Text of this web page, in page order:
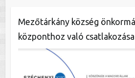
Mezőtárkány község
központhoz való csatlakozása